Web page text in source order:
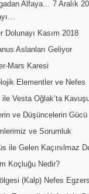
Alfaya… 7 Aralık
Dolunayı Kasım 2018
Aslanları Geliyor
Mars Karesi
Elementler ve Nefes
ile Vesta Oğlak’ta
ve Düşüncelerin Gücü
ve Sorumluk
ile Gelen Kaçınılmaz
Koçluğu Nedir?
(Kalp) Nefes